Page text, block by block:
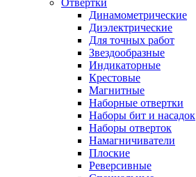
Отвертки
Динамометрические
Диэлектрические
Для точных работ
Звездообразные
Индикаторные
Крестовые
Магнитные
Наборные отвертки
Наборы бит и насадок
Наборы отверток
Намагничиватели
Плоские
Реверсивные